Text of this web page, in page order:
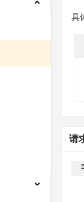
具
请